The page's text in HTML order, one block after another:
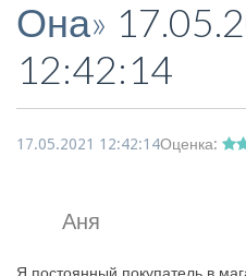
Она»
12:42:14
17.05.2021 12:42:14Оценка:
Аня